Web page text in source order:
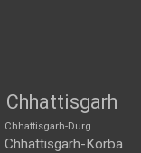
Chhattisgarh
Chhattisgarh-Durg
Chhattisgarh-Korba